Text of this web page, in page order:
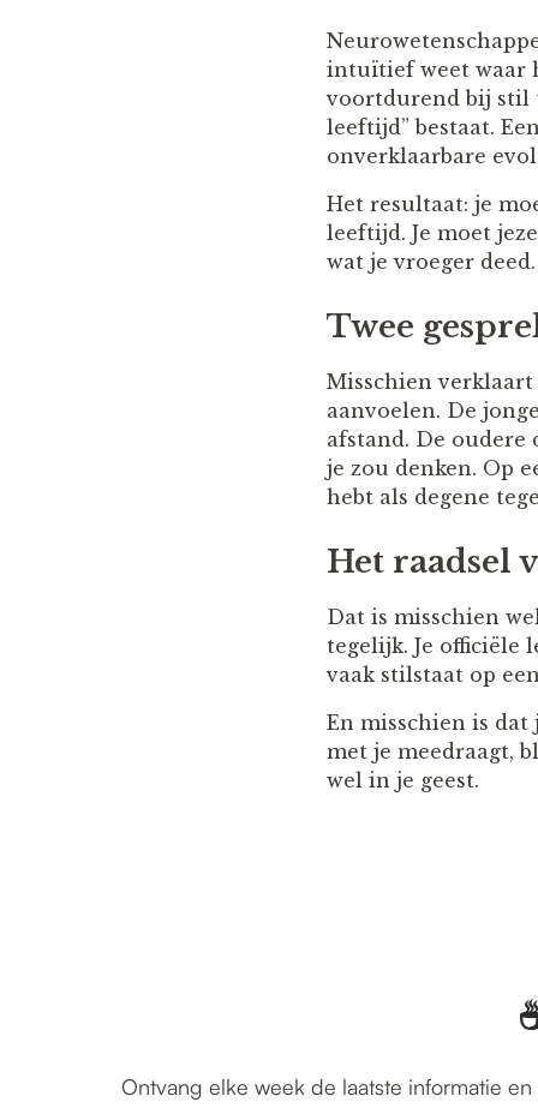
intuïtief weet waar
voortdurend bij stil
leeftijd” bestaat.
onverklaarbare
Het resultaat: je
leeftijd. Je moet
wat je vroeger
Twee
Misschien verklaart
aanvoelen. De
afstand. De
je zou denken. Op
hebt als degene
Het raadsel
Dat is misschien
tegelijk. Je officiële
vaak stilstaat op
En misschien is
met je meedraagt,
wel in je geest.
Ontvang elke week de laatste informatie